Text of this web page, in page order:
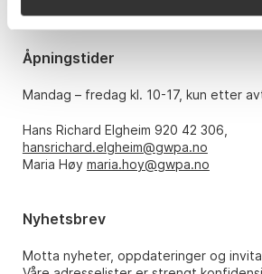
Åpningstider
Mandag – fredag kl. 10-17, kun etter
Hans Richard Elgheim 920 42 306,
hansrichard.elgheim@gwpa.no
Maria Høy maria.hoy@gwpa.no
Nyhetsbrev
Motta nyheter, oppdateringer og